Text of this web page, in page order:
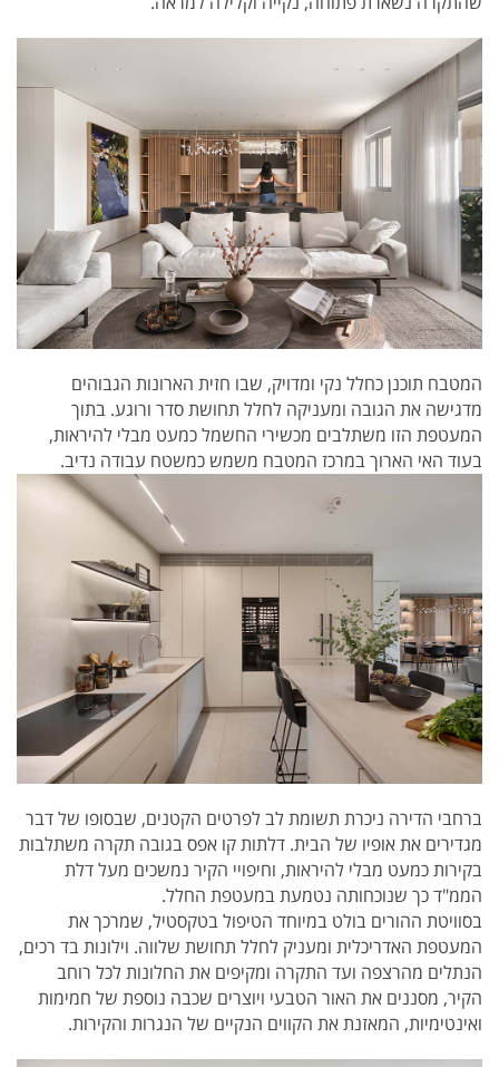
המטבח תוכנן כחלל נקי ומדויק, שבו חזית הארונות הגבוהים
מדגישה את הגובה ומעניקה לחלל תחושת סדר ורוגע. בתוך
המעטפת הזו משתלבים מכשירי החשמל כמעט מבלי להיראות,
בעוד האי הארוך במרכז המטבח משמש כמשטח עבודה נדיב.
ברחבי הדירה ניכרת תשומת לב לפרטים הקטנים, שבסופו של דבר
מגדירים את אופיו של הבית. דלתות קו אפס בגובה תקרה משתלבות
בקירות כמעט מבלי להיראות, וחיפויי הקיר נמשכים מעל דלת
הממ"ד כך שנוכחותה נטמעת במעטפת החלל.
בסוויטת ההורים בולט במיוחד הטיפול בטקסטיל, שמרכך את
המעטפת האדריכלית ומעניק לחלל תחושת שלווה. וילונות בד רכים,
הנתלים מהרצפה ועד התקרה ומקיפים את החלונות לכל רוחב
הקיר, מסננים את האור הטבעי ויוצרים שכבה נוספת של חמימות
ואינטימיות, המאזנת את הקווים הנקיים של הנגרות והקירות.